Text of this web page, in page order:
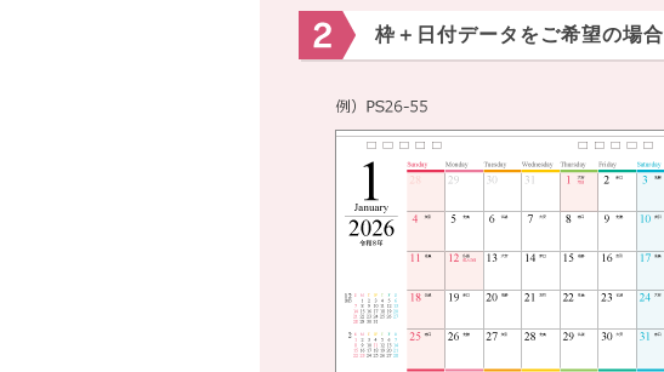
枠＋日付データをご希望の場合